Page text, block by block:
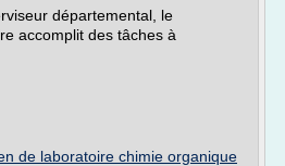
départemental, le
accomplit des tâches à
de laboratoire chimie organique